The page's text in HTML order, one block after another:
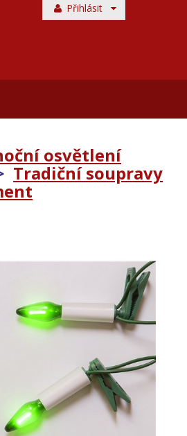
Přihlásit
osvětlení
Tradiční soupravy